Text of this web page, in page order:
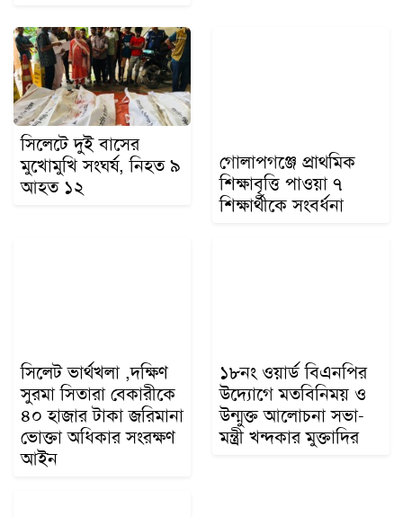
সিলেটে দুই বাসের
মুখোমুখি সংঘর্ষ, নিহত ৯
আহত ১২
গোলাপগঞ্জে প্রাথমিক
শিক্ষাবৃত্তি পাওয়া ৭
শিক্ষার্থীকে সংবর্ধনা
সিলেট ভার্থখলা ,দক্ষিণ
সুরমা সিতারা বেকারীকে
৪০ হাজার টাকা জরিমানা
ভোক্তা অধিকার সংরক্ষণ
আইন
১৮নং ওয়ার্ড বিএনপির
উদ্যোগে মতবিনিময় ও
উন্মুক্ত আলোচনা সভা-
মন্ত্রী খন্দকার মুক্তাদির